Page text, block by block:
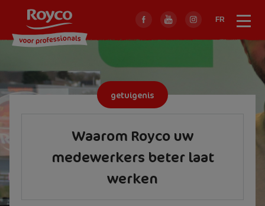
main
navigation
FR Menu
Sluit
menu
getuigenis
Waarom Royco uw
medewerkers beter laat
werken